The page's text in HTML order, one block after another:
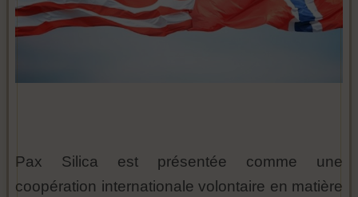
Pax Silica est présentée comme une
coopération internationale volontaire en matière